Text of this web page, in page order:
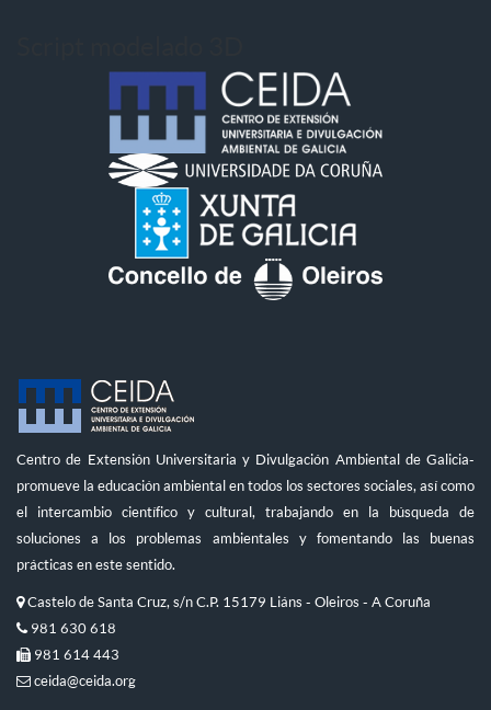
Centro de Extensión Universitaria y Divulgación Ambiental de Galicia-
promueve la educación ambiental en todos los sectores sociales, así como
el intercambio científico y cultural, trabajando en la búsqueda de
soluciones a los problemas ambientales y fomentando las buenas
prácticas en este sentido.
Castelo de Santa Cruz, s/n C.P. 15179 Liáns - Oleiros - A Coruña
981 630 618
981 614 443
ceida@ceida.org